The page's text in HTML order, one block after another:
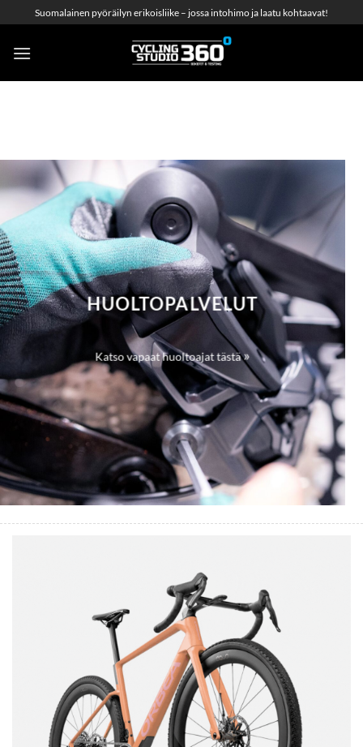
to
content
Suomalainen pyöräilyn erikoisliike – jossa intohimo ja laatu kohtaavat!
HUOLTOPALVELUT
Katso vapaat huoltoajat tästä»